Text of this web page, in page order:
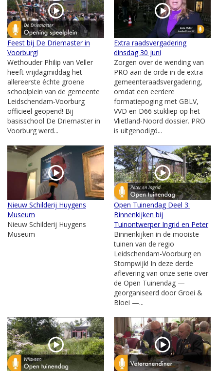
Feest bij De Driemaster in
Voorburg!
Wethouder Philip van Veller
heeft vrijdagmiddag het
allereerste échte groene
schoolplein van de gemeente
Leidschendam-Voorburg
officieel geopend! Bij
basisschool De Driemaster in
Voorburg werd...
Extra raadsvergadering
dinsdag 30 juni
Zorgen over de wending van
PRO aan de orde in de extra
gemeenteraadsvergadering,
omdat een eerdere
formatiepoging met GBLV,
VVD en D66 stukliep op het
Vlietland-Noord dossier. PRO
is uitgenodigd...
Nieuw Schilderij Huygens
Museum
Nieuw Schilderij Huygens
Museum
Open Tuinendag Deel 3:
Binnenkijken bij
Tuinontwerper Ingrid en Peter
Binnenkijken in de mooiste
tuinen van de regio
Leidschendam-Voorburg en
Stompwijk! In deze derde
aflevering van onze serie over
de Open Tuinendag —
georganiseerd door Groei &
Bloei —...